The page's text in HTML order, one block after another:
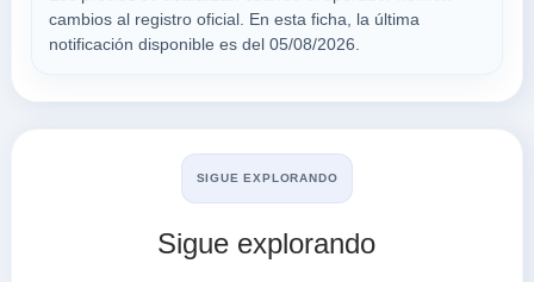
ESSO &
GENOVA,
Buscar en Genova
cambios al registro oficial. En esta ficha, la última
notificación disponible es del 05/08/2026.
SIGUE EXPLORANDO
Sigue explorando